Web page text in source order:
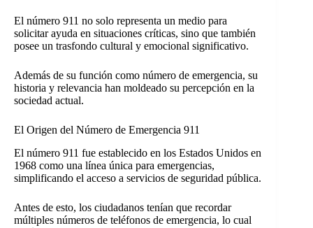
El número 911 no solo representa un medio para
solicitar ayuda en situaciones críticas, sino que también
posee un trasfondo cultural y emocional significativo.
Además de su función como número de emergencia, su
historia y relevancia han moldeado su percepción en la
sociedad actual.
El Origen del Número de Emergencia 911
El número 911 fue establecido en los Estados Unidos en
1968 como una línea única para emergencias,
simplificando el acceso a servicios de seguridad pública.
Antes de esto, los ciudadanos tenían que recordar
múltiples números de teléfonos de emergencia, lo cual